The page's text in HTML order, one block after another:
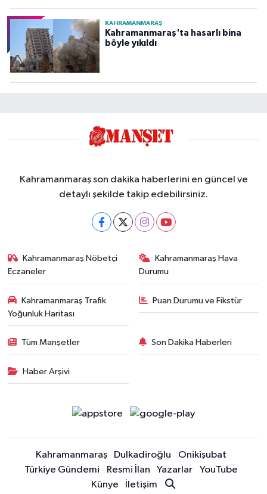
KAHRAMANMARAŞ
Kahramanmaraş'ta hasarlı bina
böyle yıkıldı
Kahramanmaraş son dakika haberlerini en güncel ve
detaylı şekilde takip edebilirsiniz.
Kahramanmaraş Nöbetçi
Eczaneler
Kahramanmaraş Hava
Durumu
Kahramanmaraş Trafik
Yoğunluk Haritası
Puan Durumu ve Fikstür
Tüm Manşetler Son Dakika Haberleri
Haber Arşivi
Kahramanmaraş Dulkadiroğlu
Onikişubat
Türkiye Gündemi
Resmi İlan Yazarlar
YouTube
Künye
İletişim